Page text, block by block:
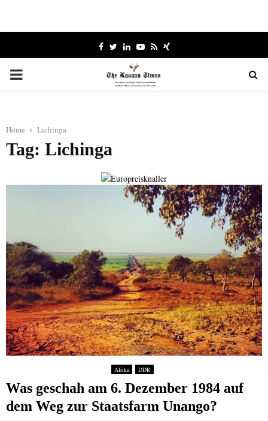
Facebook
TwitterLinkedinYoutube
RssXing
PRIMARY
Home Lichinga
Tag: Lichinga
Afrika DDR
Was geschah am 6. Dezember 1984 auf
dem Weg zur Staatsfarm Unango?